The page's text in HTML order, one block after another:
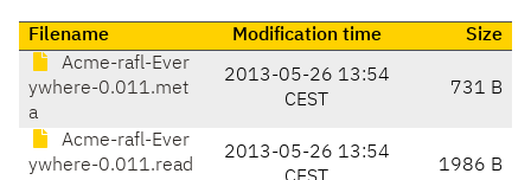
Filename Modification time
Size
Acme-rafl-Ever
ywhere-0.011.met
a
2013-05-26 13:54
CEST
731 B
Acme-rafl-Ever
ywhere-0.011.read
2013-05-26 13:54
1986 B